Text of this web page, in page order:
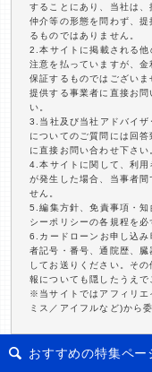
することにあり、当社は、
仲介等の形態を問わず、
るものではありません。
2.本サイトに掲載される
注意を払っていますが、
保証するものではござい
提供する事業者に直接お
い。
3.当社及び当社アドバイ
についてのご質問には回
に直接お問い合わせ下さい
4.本サイトに関して、利
が発生した場合、当事者
せん。
5.編集方針、免責事項・
シーポリシーの各規程を
6.カードローンお申し込
者記号・番号、通院歴、
してお送りください。そ
報についても隠したうえで
※当サイトではアフィリエ
ミス／アイフルなど)から
おすすめの特集ペー